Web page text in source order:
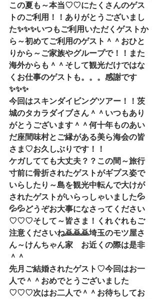
この夏も～本当♡♡にたくさんのゲス
トのご利用！！ありがとうございまし
た✨✨✨いつもご利用いただくゲストか
ら～初めてご利用のゲスト＾＾おひと
りから～ご家族やグループで！！また
海外からも＾＾そして観光だけではな
くお仕事のゲストも。。。感謝です
✨✨✨
今回はスキンダイビングツアー！！茨
城のタカラダイブさん＾＾いつもあり
がとうございます＾＾何十年ものあい
だ座間味村とご縁がある美ら海会の皆
さま♡お久しぶりです！！
ケガしてても大丈夫？？この間～旅行
寸前に骨折されたゲストがギプス姿で
いらしたり～島を観光中転んで大けが
されたゲストがいらっしゃいました💦
💦💦どうぞお大事になさってください
♡♡♡そして～皆さま！くれぐれもご
注意くださいね🙇🙇🙇埼玉のモツ屋さ
ん～けんちゃん家　お近くの際は是非
＾＾
先月ご結婚されたゲスト♡今回はお一
人で＾＾おめでとうございました
♡♡♡次はお二人で＾＾お待ちしてお